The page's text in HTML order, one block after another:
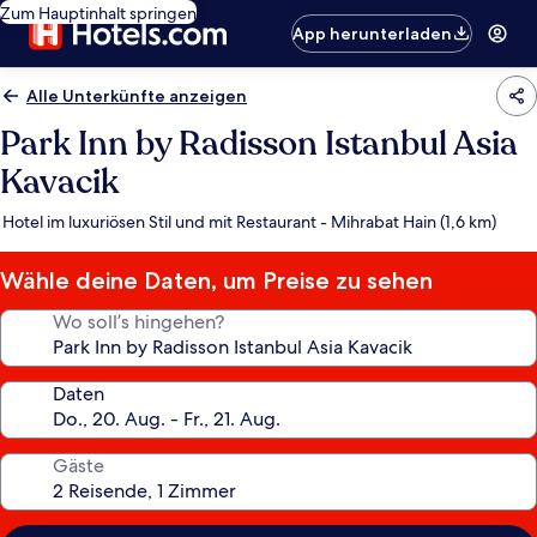
Zum Hauptinhalt springen
App herunterladen
Alle Unterkünfte anzeigen
Park Inn by Radisson Istanbul Asia
Kavacik
Hotel im luxuriösen Stil und mit Restaurant - Mihrabat Hain (1,6 km)
Wähle deine Daten, um Preise zu sehen
Wo soll’s hingehen?
Daten
Gäste